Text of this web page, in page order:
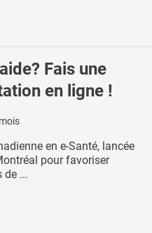
Fais une
en ligne !
en e-Santé, lancée
pour favoriser
de ...